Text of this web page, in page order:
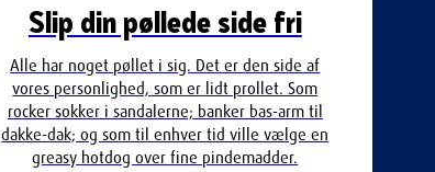
Slip din pøllede side fri
Alle har noget pøllet i sig. Det er den side af
vores personlighed, som er lidt prollet. Som
rocker sokker i sandalerne; banker bas-arm til
dakke-dak; og som til enhver tid ville vælge en
greasy hotdog over fine pindemadder.